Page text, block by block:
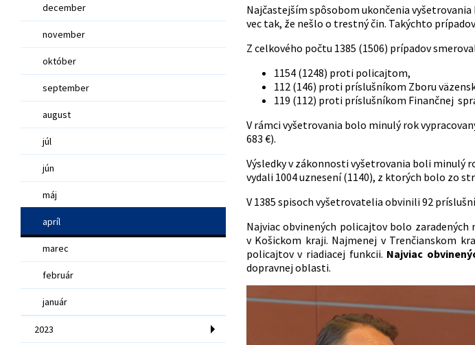
december
november
október
september
august
júl
jún
máj
apríl
marec
február
január
2023
Najčastejším spôsobom ukončenia
vec tak, že nešlo o trestný čin. Takýchto
Z celkového počtu 1385 (1506) prípadov
1154 (1248) proti policajtom,
112 (146) proti príslušníkom Zboru
119 (112) proti príslušníkom Finančnej
V rámci vyšetrovania bolo minulý rok
683 €).
Výsledky v zákonnosti vyšetrovania boli minulý
vydali 1004 uznesení (1140), z ktorých bolo zo
V 1385 spisoch vyšetrovatelia obvinili 92
Najviac obvinených policajtov bolo
v Košickom kraji. Najmenej v Trenčianskom
policajtov v riadiacej funkcii. Najviac
dopravnej oblasti.